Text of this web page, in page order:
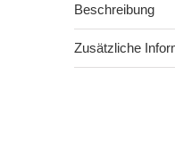
Beschreibung
Zusätzliche